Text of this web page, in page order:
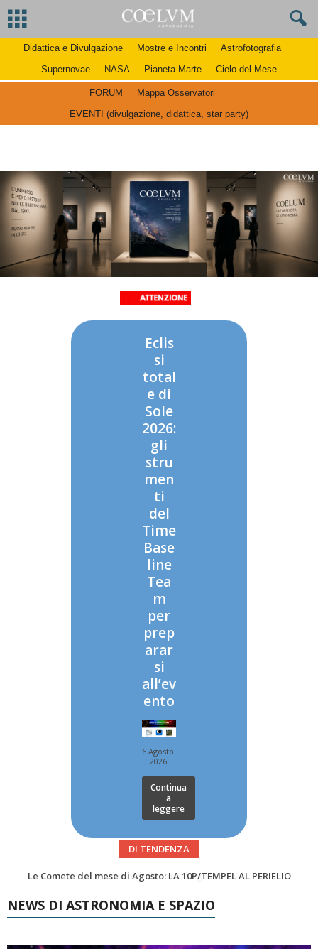
Didattica e Divulgazione Mostre e Incontri
Astrofotografia
Supernovae
NASA Pianeta Marte Cielo del Mese
FORUM
Mappa Osservatori
EVENTI (divulgazione, didattica, star party)
Eclis
si
total
e di
Sole
2026:
gli
stru
men
ti
del
Time
Base
line
Tea
m
per
prep
arar
si
all’ev
ento
6 Agosto
2026
Continua
a
leggere
DI TENDENZA
Asteroidi del mese Agosto 2026
NEWS DI ASTRONOMIA E SPAZIO